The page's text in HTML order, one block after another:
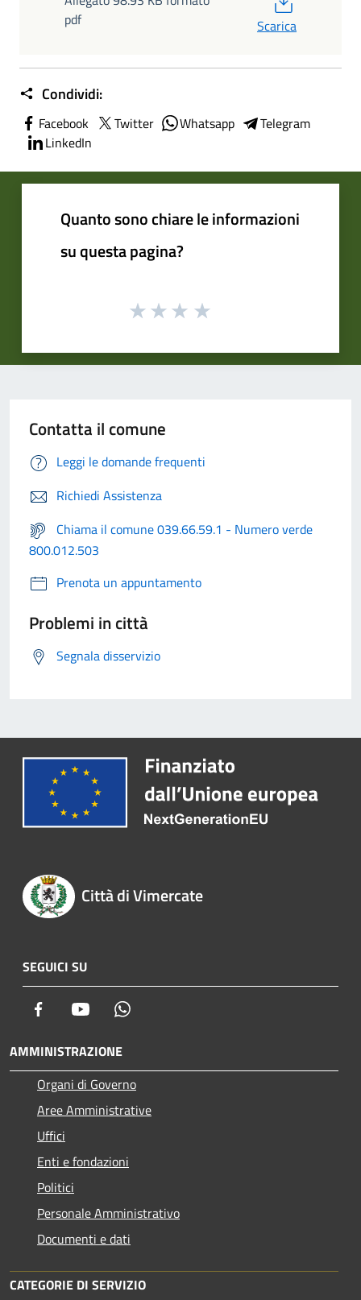
pdf
Scarica
Condividi:
Facebook Twitter Whatsapp
Telegram
LinkedIn
Quanto sono chiare le informazioni
su questa pagina?
Contatta il comune
Leggi le domande frequenti
Richiedi Assistenza
Chiama il comune 039.66.59.1 - Numero verde
800.012.503
Prenota un appuntamento
Problemi in città
Segnala disservizio
Città di Vimercate
SEGUICI SU
Facebook Youtube
AMMINISTRAZIONE
Organi di Governo
Aree Amministrative
Uffici
Enti e fondazioni
Politici
Personale Amministrativo
Documenti e dati
CATEGORIE DI SERVIZIO